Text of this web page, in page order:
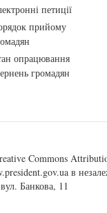
петиції
прийому
опрацювання
громадян
Commons
в
Банкова, 11